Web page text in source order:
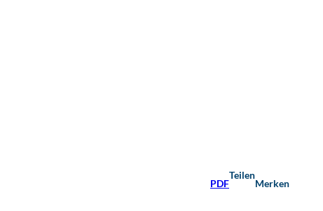
PDF
Teilen
Merken